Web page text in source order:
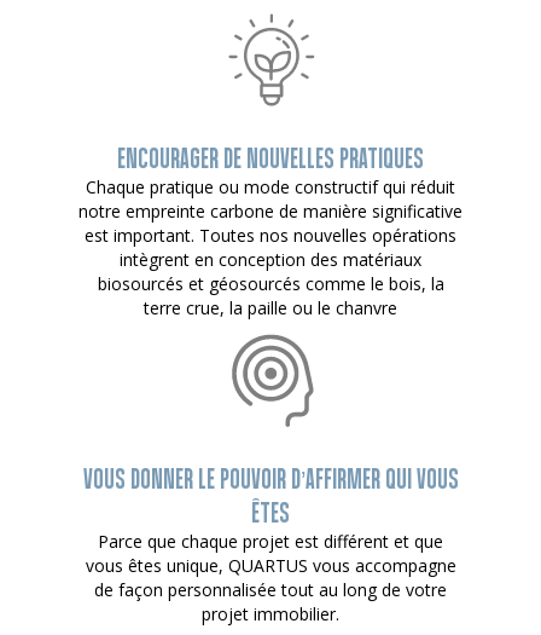
ENCOURAGER DE NOUVELLES PRATIQUES
Chaque pratique ou mode constructif qui réduit
notre empreinte carbone de manière significative
est important. Toutes nos nouvelles opérations
intègrent en conception des matériaux
biosourcés et géosourcés comme le bois, la
terre crue, la paille ou le chanvre
VOUS DONNER LE POUVOIR D’AFFIRMER QUI VOUS
ÊTES
Parce que chaque projet est différent et que
vous êtes unique, QUARTUS vous accompagne
de façon personnalisée tout au long de votre
projet immobilier.